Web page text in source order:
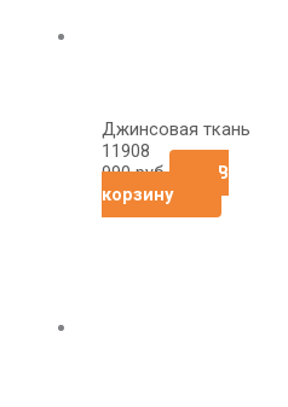
Джинсовая ткань
11908
990руб
В
корзину